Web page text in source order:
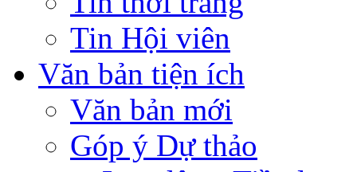
Tin Hội viên
Văn bản tiện ích
Văn bản mới
Góp ý Dự thảo